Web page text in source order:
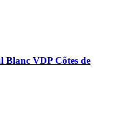
Blanc VDP Côtes de